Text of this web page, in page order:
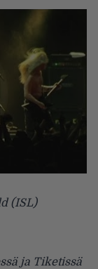
(ISL)
ja Tiketissä